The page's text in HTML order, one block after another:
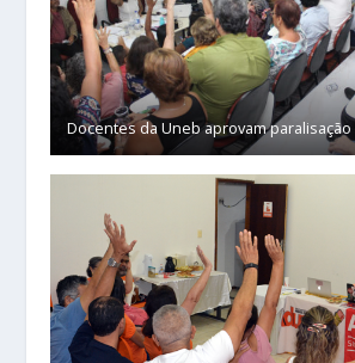
Docentes da Uneb aprovam